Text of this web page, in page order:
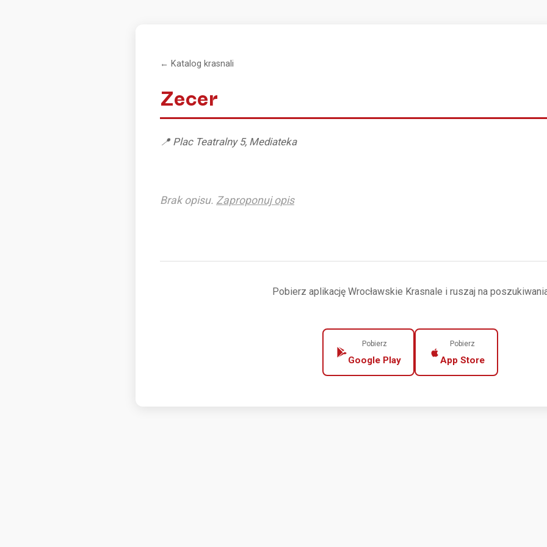
← Katalog krasnali
Zecer
📍 Plac Teatralny 5, Mediateka
Brak opisu. Zaproponuj opis
Pobierz aplikację Wrocławskie Krasnale i ruszaj na
Pobierz
Google Play
Pobierz
App Store